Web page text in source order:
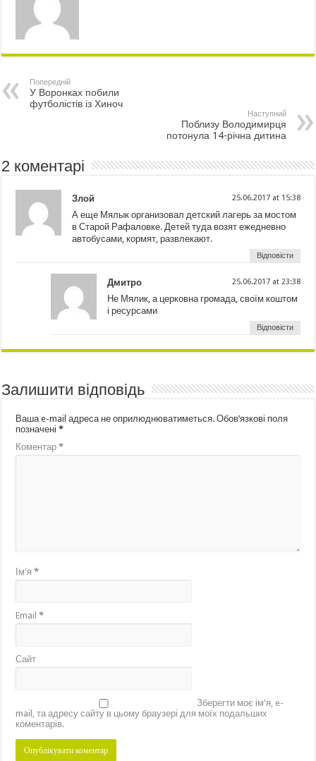
Попередній
У Воронках побили
футболістів із Хиноч
Наступний
Поблизу Володимирця
потонула 14-річна дитина
2 коментарі
Злой 25.06.2017 at 15:38
А еще Мялык организовал детский лагерь за мостом
в Старой Рафаловке. Детей туда возят ежедневно
автобусами, кормят, развлекают.
Відповісти
Дмитро 25.06.2017 at 23:38
Не Мялик, а церковна громада, своїм коштом
і ресурсами
Відповісти
Залишити відповідь
Ваша e-mail адреса не оприлюднюватиметься. Обов’язкові поля
позначені*
Коментар*
Ім'я*
Email*
Сайт
Зберегти моє ім'я, e-
mail, та адресу сайту в цьому браузері для моїх подальших
коментарів.